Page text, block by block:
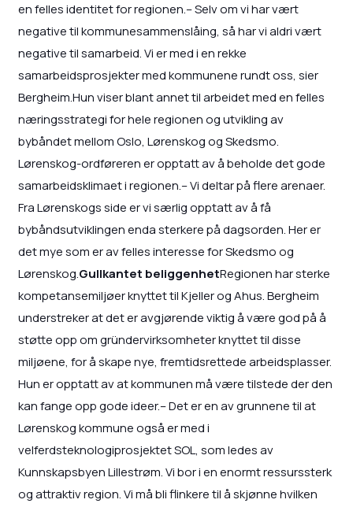
en felles identitet for regionen.– Selv om vi har vært
negative til kommunesammenslåing, så har vi aldri vært
negative til samarbeid. Vi er med i en rekke
samarbeidsprosjekter med kommunene rundt oss, sier
Bergheim.Hun viser blant annet til arbeidet med en felles
næringsstrategi for hele regionen og utvikling av
bybåndet mellom Oslo, Lørenskog og Skedsmo.
Lørenskog-ordføreren er opptatt av å beholde det gode
samarbeidsklimaet i regionen.– Vi deltar på flere arenaer.
Fra Lørenskogs side er vi særlig opptatt av å få
bybåndsutviklingen enda sterkere på dagsorden. Her er
det mye som er av felles interesse for Skedsmo og
Lørenskog.Gullkantet beliggenhetRegionen har sterke
kompetansemiljøer knyttet til Kjeller og Ahus. Bergheim
understreker at det er avgjørende viktig å være god på å
støtte opp om gründervirksomheter knyttet til disse
miljøene, for å skape nye, fremtidsrettede arbeidsplasser.
Hun er opptatt av at kommunen må være tilstede der den
kan fange opp gode ideer.– Det er en av grunnene til at
Lørenskog kommune også er med i
velferdsteknologiprosjektet SOL, som ledes av
Kunnskapsbyen Lillestrøm. Vi bor i en enormt ressurssterk
og attraktiv region. Vi må bli flinkere til å skjønne hvilken